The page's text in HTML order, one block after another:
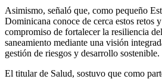
Asimismo, señaló que, como pequeño
Dominicana conoce de cerca estos retos
compromiso de fortalecer la resiliencia
saneamiento mediante una visión
gestión de riesgos y desarrollo sostenible.
El titular de Salud, sostuvo que como